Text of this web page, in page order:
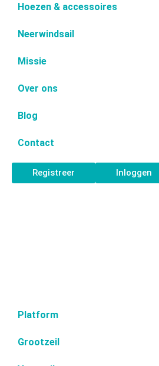
Hoezen & accessoires
Neerwindsail
Missie
Over ons
Blog
Contact
Registreer Inloggen
Platform
Grootzeil